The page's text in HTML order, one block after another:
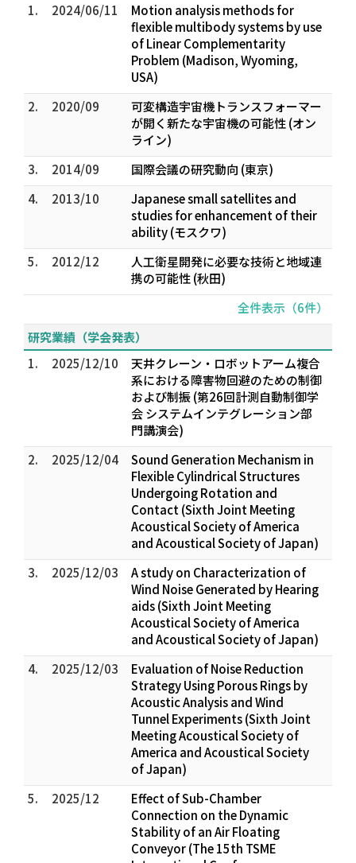
1.
2024/06/11
Motion analysis methods for
flexible multibody systems by use
of Linear Complementarity
Problem (Madison, Wyoming,
USA)
2.
2020/09
可変構造宇宙機トランスフォーマー
が開く新たな宇宙機の可能性 (オン
ライン)
3.
2014/09
国際会議の研究動向 (東京)
4.
2013/10
Japanese small satellites and
studies for enhancement of their
ability (モスクワ)
5.
2012/12
人工衛星開発に必要な技術と地域連
携の可能性 (秋田)
全件表示（6件）
研究業績（学会発表）
1.
2025/12/10
天井クレーン・ロボットアーム複合
系における障害物回避のための制御
および制振 (第26回計測自動制御学
会 システムインテグレーション部
門講演会)
2.
2025/12/04
Sound Generation Mechanism in
Flexible Cylindrical Structures
Undergoing Rotation and
Contact (Sixth Joint Meeting
Acoustical Society of America
and Acoustical Society of Japan)
3.
2025/12/03
A study on Characterization of
Wind Noise Generated by Hearing
aids (Sixth Joint Meeting
Acoustical Society of America
and Acoustical Society of Japan)
4.
2025/12/03
Evaluation of Noise Reduction
Strategy Using Porous Rings by
Acoustic Analysis and Wind
Tunnel Experiments (Sixth Joint
Meeting Acoustical Society of
America and Acoustical Society
of Japan)
5.
2025/12
Effect of Sub-Chamber
Connection on the Dynamic
Stability of an Air Floating
Conveyor (The 15th TSME